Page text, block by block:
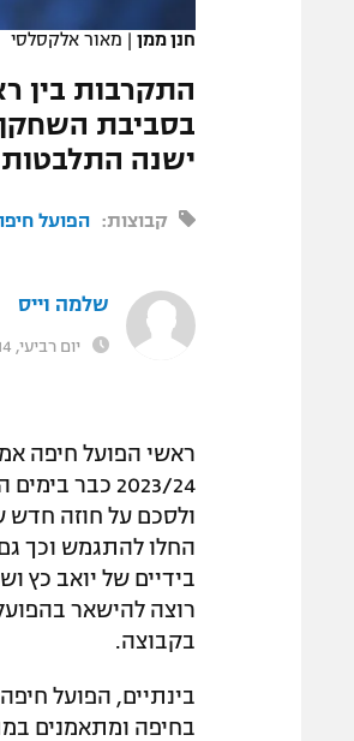
המגזיןחנן ממן | מאור אלקסלסי
התקרבות בין
בסביבת השחקן
ישנה
קבוצות: הפועל
שלמה וייס
יום רביעי, 09:14, 21.07.21
ראשי הפועל חיפה
2023/24 כבר
ולסכם על חוזה
החלו להתגמש וכך
בידיים של יואב כץ
רוצה להישאר
בקבוצה.
בינתיים, הפועל
בחיפה ומתאמנים